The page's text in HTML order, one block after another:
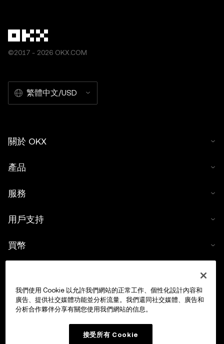
©2017 - 2026 OKX.COM
繁體中文/USD
關於 OKX
產品
服務
用戶支持
買幣
交易
我們使用 Cookie 以允許我們網站的正常工作、個性化設計內容和
廣告、提供社交媒體功能並分析流量。我們還同社交媒體、廣告和
分析合作夥伴分享有關您使用我們網站的信息。
接受所有 Cookie